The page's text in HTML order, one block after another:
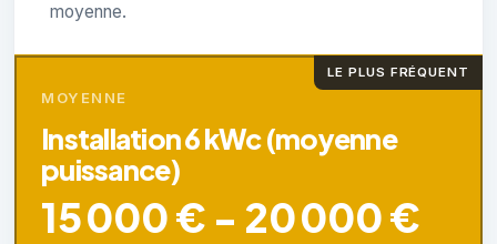
moyenne.
LE PLUS FRÉQUENT
MOYENNE
Installation 6 kWc (moyenne
puissance)
15 000 € - 20 000 €